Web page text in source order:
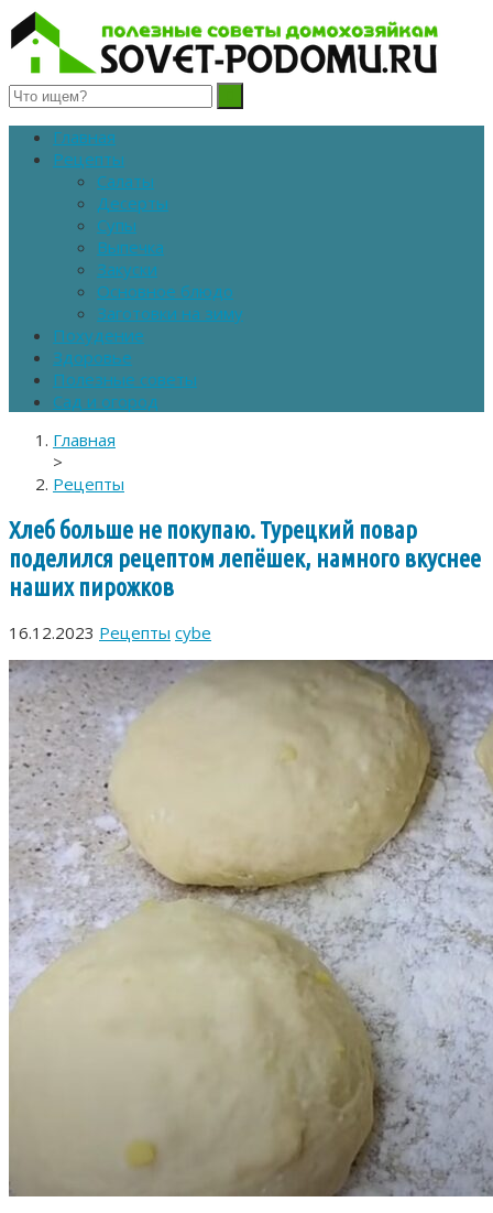
Полезные советы домохозяйкам
Главная
Рецепты
Салаты
Десерты
Супы
Выпечка
Закуски
Основное блюдо
Заготовки на зиму
Похудение
Здоровье
Полезные советы
Сад и огород
Главная
>
Рецепты
Хлеб больше не покупаю. Турецкий повар
поделился рецептом лепёшек, намного вкуснее
наших пирожков
16.12.2023 Рецепты cybe